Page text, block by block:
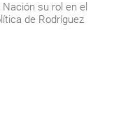
su rol en el
de Rodríguez